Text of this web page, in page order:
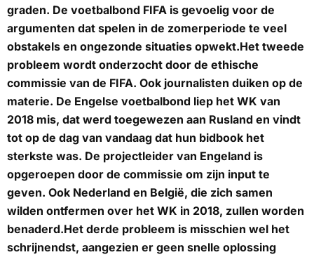
graden. De voetbalbond FIFA is gevoelig voor de
argumenten dat spelen in de zomerperiode te veel
obstakels en ongezonde situaties opwekt.Het tweede
probleem wordt onderzocht door de ethische
commissie van de FIFA. Ook journalisten duiken op de
materie. De Engelse voetbalbond liep het WK van
2018 mis, dat werd toegewezen aan Rusland en vindt
tot op de dag van vandaag dat hun bidbook het
sterkste was. De projectleider van Engeland is
opgeroepen door de commissie om zijn input te
geven. Ook Nederland en België, die zich samen
wilden ontfermen over het WK in 2018, zullen worden
benaderd.Het derde probleem is misschien wel het
schrijnendst, aangezien er geen snelle oplossing